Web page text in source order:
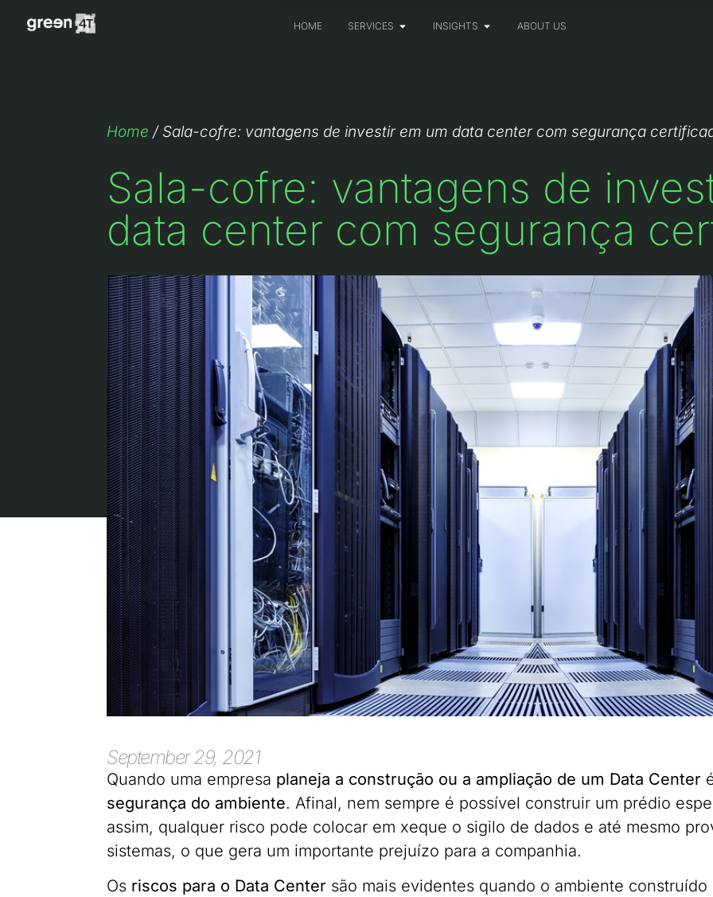
HOME SERVICES INSIGHTS ABOUT US
Home / Sala-cofre: vantagens de investir em um data center com segurança
Sala-cofre: vantagens de
data center com segurança
September 29, 2021
Quando uma empresa planeja a construção ou a ampliação de um Data Center
segurança do ambiente. Afinal, nem sempre é possível construir um prédio
assim, qualquer risco pode colocar em xeque o sigilo de dados e até mesmo
sistemas, o que gera um importante prejuízo para a companhia.
Os riscos para o Data Center são mais evidentes quando o ambiente